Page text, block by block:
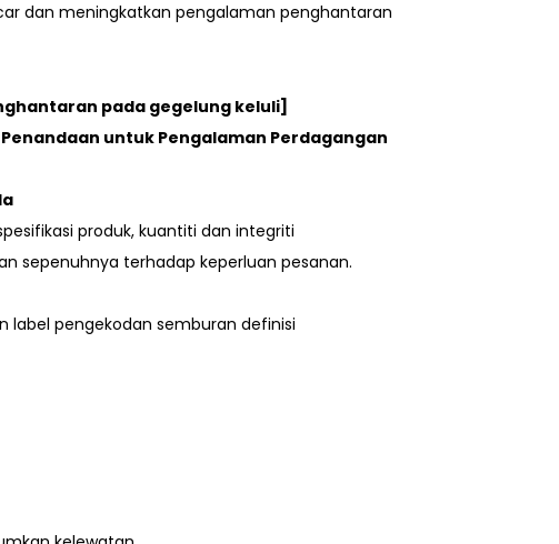
dan meningkatkan pengalaman penghantaran
pada gegelung keluli]
untuk Pengalaman Perdagangan
produk, kuantiti dan integriti
sepenuhnya terhadap keperluan pesanan.
label pengekodan semburan definisi